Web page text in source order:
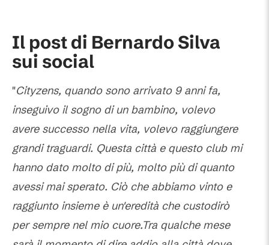
Il post di Bernardo Silva
sui social
"Cityzens, quando sono arrivato 9 anni fa,
inseguivo il sogno di un bambino, volevo
avere successo nella vita, volevo raggiungere
grandi traguardi. Questa città e questo club mi
hanno dato molto di più, molto più di quanto
avessi mai sperato. Ciò che abbiamo vinto e
raggiunto insieme è un'eredità che custodirò
per sempre nel mio cuore.Tra qualche mese